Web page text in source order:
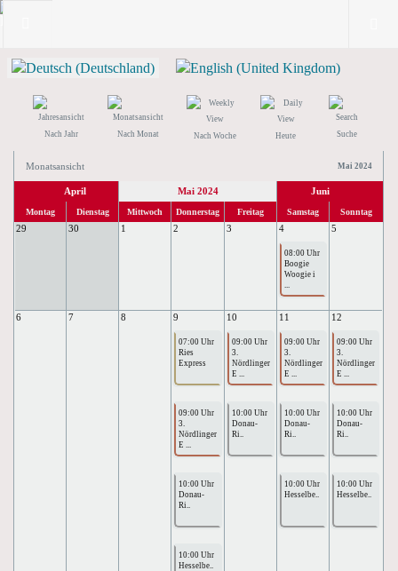
Nach Jahr Nach Monat Nach Woche Heute Suche
Monatsansicht Mai 2024
April Mai 2024 Juni
Montag Dienstag Mittwoch Donnerstag Freitag Samstag Sonntag
29 30 1 2 3 4 5
08:00 Uhr
Boogie
Woogie i
...
6 7 8 9 10 11 12
07:00 Uhr
Ries
Express
09:00 Uhr
3.
Nördlinger
E ...
09:00 Uhr
3.
Nördlinger
E ...
09:00 Uhr
3.
Nördlinger
E ...
09:00 Uhr
3.
Nördlinger
E ...
10:00 Uhr
Donau-
Ri..
10:00 Uhr
Donau-
Ri..
10:00 Uhr
Donau-
Ri..
10:00 Uhr
Donau-
Ri..
10:00 Uhr
Hesselbe..
10:00 Uhr
Hesselbe..
10:00 Uhr
Hesselbe..